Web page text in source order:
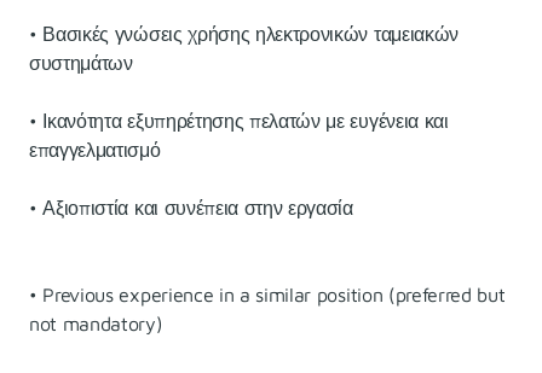
• Βασικές γνώσεις χρήσης ηλεκτρονικών ταμειακών
συστημάτων
• Ικανότητα εξυπηρέτησης πελατών με ευγένεια και
επαγγελματισμό
• Αξιοπιστία και συνέπεια στην εργασία
• Previous experience in a similar position (preferred but
not mandatory)